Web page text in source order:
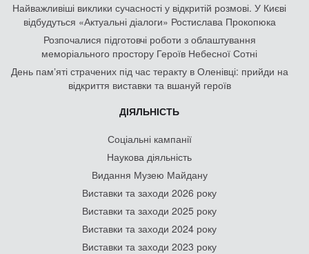
Найважливіші виклики сучасності у відкритій розмові. У Києві
відбудуться «Актуальні діалоги» Ростислава Прокопюка
Розпочалися підготовчі роботи з облаштування
меморіального простору Героїв Небесної Сотні
День памʼяті страчених під час теракту в Оленівці: прийди на
відкриття виставки та вшануй героїв
ДІЯЛЬНІСТЬ
Соціальні кампанії
Наукова діяльність
Видання Музею Майдану
Виставки та заходи 2026 року
Виставки та заходи 2025 року
Виставки та заходи 2024 року
Виставки та заходи 2023 року